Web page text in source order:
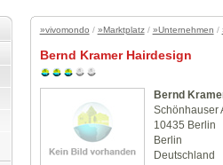
»vivomondo / »Marktplatz/ »Unternehmen /
Bernd Kramer Hairdesign
Bernd
Schönhauser
10435 Berlin
Berlin
Deutschland